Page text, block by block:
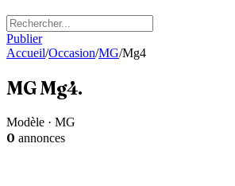
Publier
Accueil/Occasion/MG/Mg4
MGMg4.
Modèle · MG
0 annonces